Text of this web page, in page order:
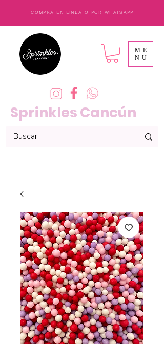
COMPRA EN LINEA O POR WHATSAPP
Sprinkles Cancún
ME
NU